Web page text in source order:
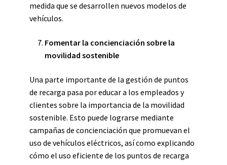
medida que se desarrollen nuevos modelos de
vehículos.
Fomentar la concienciación sobre la
movilidad sostenible
Una parte importante de la gestión de puntos
de recarga pasa por educar a los empleados y
clientes sobre la importancia de la movilidad
sostenible. Esto puede lograrse mediante
campañas de concienciación que promuevan el
uso de vehículos eléctricos, así como explicando
cómo el uso eficiente de los puntos de recarga